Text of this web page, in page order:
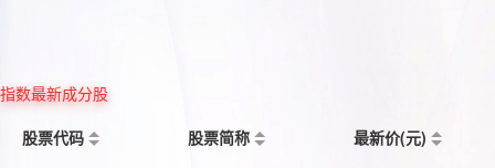
指数最新成分股
股票代码
股票简称 最新价(元)